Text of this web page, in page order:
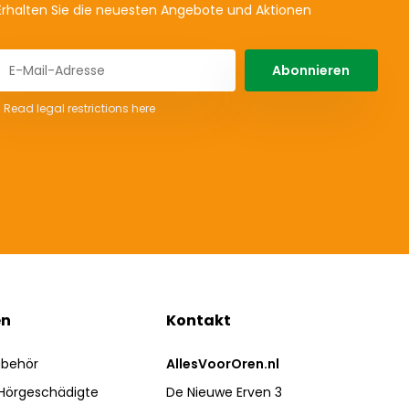
Sie die neuesten Angebote und Aktionen
Abonnieren
Read legal restrictions here
Kontakt
AllesVoorOren.nl
De Nieuwe Erven 3